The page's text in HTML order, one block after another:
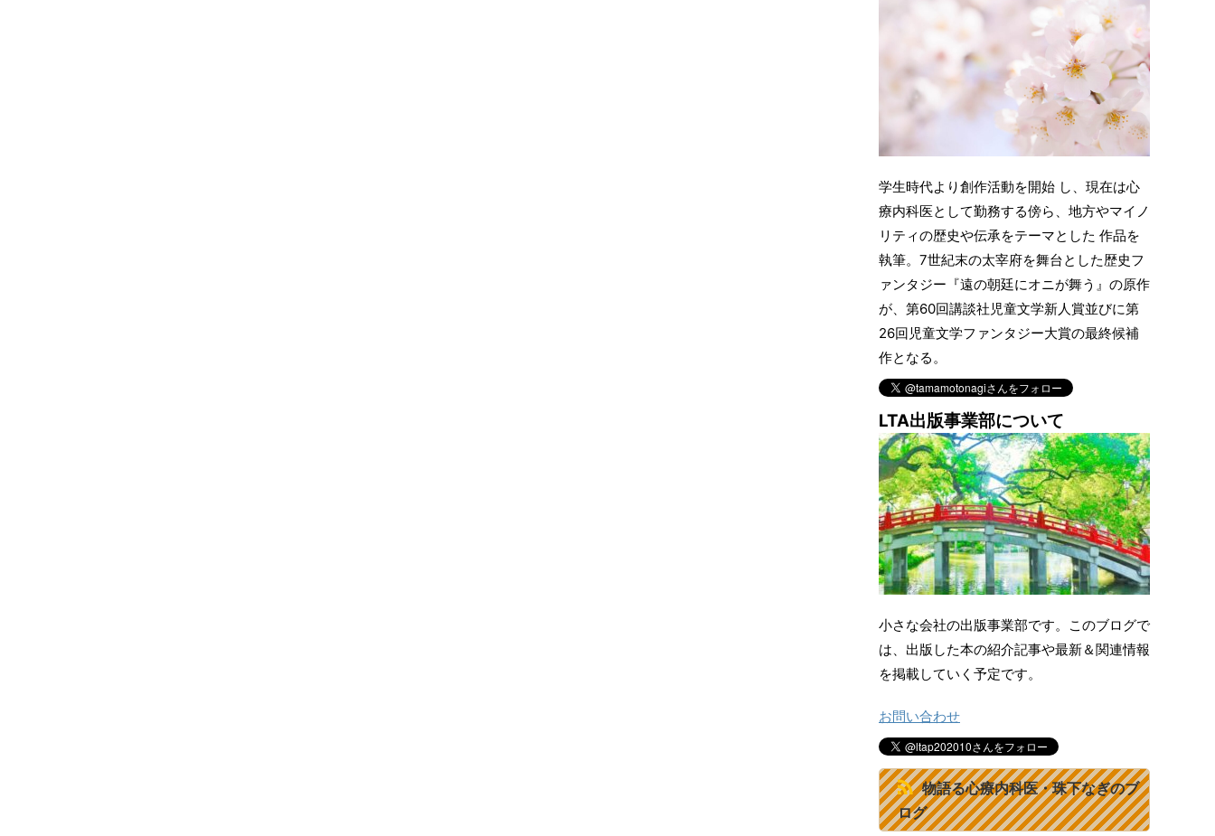
学生時代より創作活動を開始 し、現在は心
療内科医として勤務する傍ら、地方やマイノ
リティの歴史や伝承をテーマとした 作品を
執筆。7世紀末の太宰府を舞台とした歴史フ
ァンタジー『遠の朝廷にオニが舞う』の原作
が、第60回講談社児童文学新人賞並びに第
26回児童文学ファンタジー大賞の最終候補
作となる。
LTA出版事業部について
小さな会社の出版事業部です。このブログで
は、出版した本の紹介記事や最新＆関連情報
を掲載していく予定です。
お問い合わせ
物語る心療内科医・珠下なぎのブ
ログ